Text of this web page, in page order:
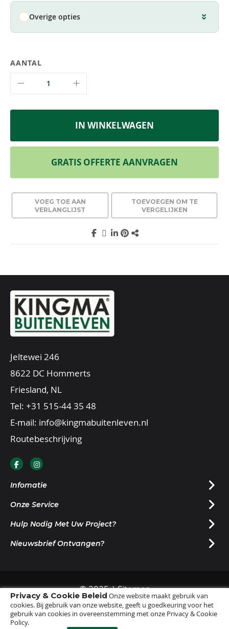
Privacy & Cookie Beleid Onze website maakt gebruik van
cookies. Bij gebruik van onze website, geeft u goedkeuring voor het
gebruik van cookies in overeenstemming met onze Privacy & Cookie
Policy.
Overige opties
AANTAL
IN WINKELWAGEN
GRATIS OFFERTE AANVRAGEN
VOEG TOE AAN
VERLANGLIJST
TOEVOEGEN OM TE
VERGELIJKEN
Jeltewei 246
8622 DC Hommerts
Friesland, NL
Tel: +31 515-44 35 48
E-mail: info@kingmabuitenleven.nl
Routebeschrijving
Infomatie
Onze Service
Hulp Nodig Met Uw Project?
Nieuwsbrief Ontvangen?
© 2025 |Sitemap